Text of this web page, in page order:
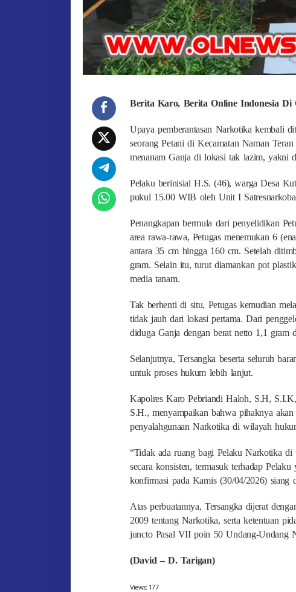
Berita Karo, Berita Online Indonesia Di
Upaya pemberantasan Narkotika kembali
seorang Petani di Kecamatan Naman
menanam Ganja di lokasi tak lazim, yakni
Pelaku berinisial H.S. (46), warga Desa
pukul 15.00 WIB oleh Unit I
Penangkapan bermula dari penyelidikan
area rawa-rawa, Petugas menemukan 6
antara 35 cm hingga 160 cm. Setelah
gram. Selain itu, turut diamankan pot
media tanam.
Tak berhenti di situ, Petugas kemudian
tidak jauh dari lokasi pertama. Dari
diduga Ganja dengan berat netto 1,1 gram
Selanjutnya, Tersangka beserta seluruh
untuk proses hukum lebih lanjut.
Kapolres Karo Pebriandi Haloh, S.H,
S.H., menyampaikan bahwa pihaknya
penyalahgunaan Narkotika di wilayah
“Tidak ada ruang bagi Pelaku Narkotika
secara konsisten, termasuk terhadap
konfirmasi pada Kamis (30/04/2026) siang
Atas perbuatannya, Tersangka dijerat
2009 tentang Narkotika, serta ketentuan
juncto Pasal VII poin 50 Undang-Undang
(David – D. Tarigan)
Views: 177